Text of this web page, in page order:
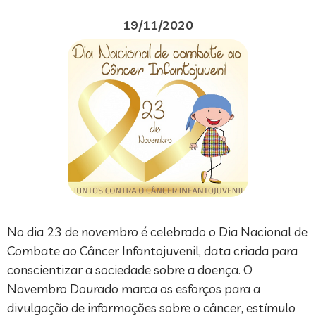
19/11/2020
No dia 23 de novembro é celebrado o Dia Nacional de
Combate ao Câncer Infantojuvenil, data criada para
conscientizar a sociedade sobre a doença. O
Novembro Dourado marca os esforços para a
divulgação de informações sobre o câncer, estímulo